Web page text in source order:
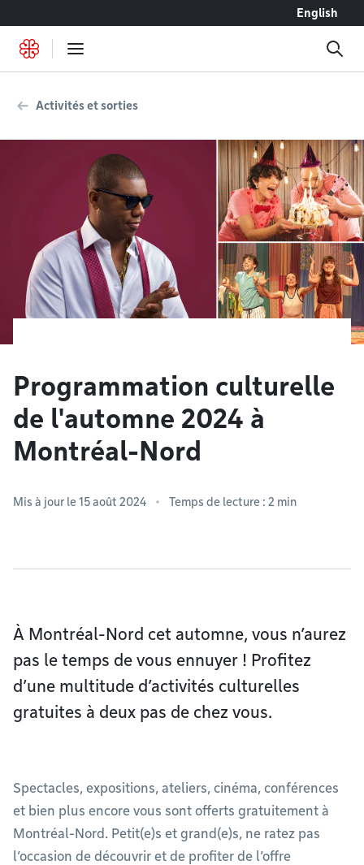
English
Activités et sorties
Programmation culturelle
de l'automne 2024 à
Montréal-Nord
Mis à jour le 15 août 2024 Temps de lecture : 2 min
À Montréal-Nord cet automne, vous n’aurez
pas le temps de vous ennuyer ! Profitez
d’une multitude d’activités culturelles
gratuites à deux pas de chez vous.
Spectacles, expositions, ateliers, cinéma, conférences
et bien plus encore vous sont offerts gratuitement à
Montréal-Nord. Petit(e)s et grand(e)s, ne ratez pas
l’occasion de découvrir et de profiter de l’offre